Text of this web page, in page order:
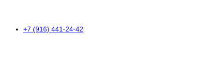
+7 (916) 441-24-42